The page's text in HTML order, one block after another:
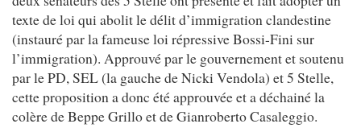
texte de loi qui abolit le délit d’immigration clandestine
(instauré par la fameuse loi répressive Bossi-Fini sur
l’immigration). Approuvé par le gouvernement et soutenu
par le PD, SEL (la gauche de Nicki Vendola) et 5 Stelle,
cette proposition a donc été approuvée et a déchainé la
colère de Beppe Grillo et de Gianroberto Casaleggio.